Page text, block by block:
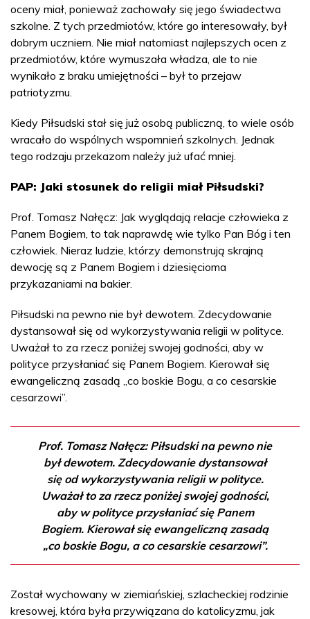
oceny miał, ponieważ zachowały się jego świadectwa
szkolne. Z tych przedmiotów, które go interesowały, był
dobrym uczniem. Nie miał natomiast najlepszych ocen z
przedmiotów, które wymuszała władza, ale to nie
wynikało z braku umiejętności – był to przejaw
patriotyzmu.
Kiedy Piłsudski stał się już osobą publiczną, to wiele osób
wracało do wspólnych wspomnień szkolnych. Jednak
tego rodzaju przekazom należy już ufać mniej.
PAP: Jaki stosunek do religii miał Piłsudski?
Prof. Tomasz Nałęcz: Jak wyglądają relacje człowieka z
Panem Bogiem, to tak naprawdę wie tylko Pan Bóg i ten
człowiek. Nieraz ludzie, którzy demonstrują skrajną
dewocję są z Panem Bogiem i dziesięcioma
przykazaniami na bakier.
Piłsudski na pewno nie był dewotem. Zdecydowanie
dystansował się od wykorzystywania religii w polityce.
Uważał to za rzecz poniżej swojej godności, aby w
polityce przysłaniać się Panem Bogiem. Kierował się
ewangeliczną zasadą „co boskie Bogu, a co cesarskie
cesarzowi”.
Prof. Tomasz Nałęcz: Piłsudski na pewno nie
był dewotem. Zdecydowanie dystansował
się od wykorzystywania religii w polityce.
Uważał to za rzecz poniżej swojej godności,
aby w polityce przysłaniać się Panem
Bogiem. Kierował się ewangeliczną zasadą
„co boskie Bogu, a co cesarskie cesarzowi”.
Został wychowany w ziemiańskiej, szlacheckiej rodzinie
kresowej, która była przywiązana do katolicyzmu, jak